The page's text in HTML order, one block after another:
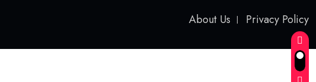
About Us Privacy Policy